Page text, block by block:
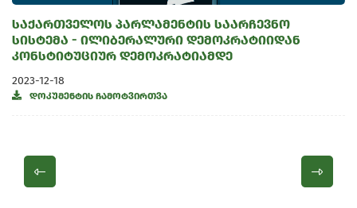
საქართველოს პარლამენტის საარჩევნო
სისტემა - ილიბერალური დემოკრატიიდან
კონსტიტუციურ დემოკრატიამდე
2023-12-18
დოკუმენტის ჩამოტვირთვა